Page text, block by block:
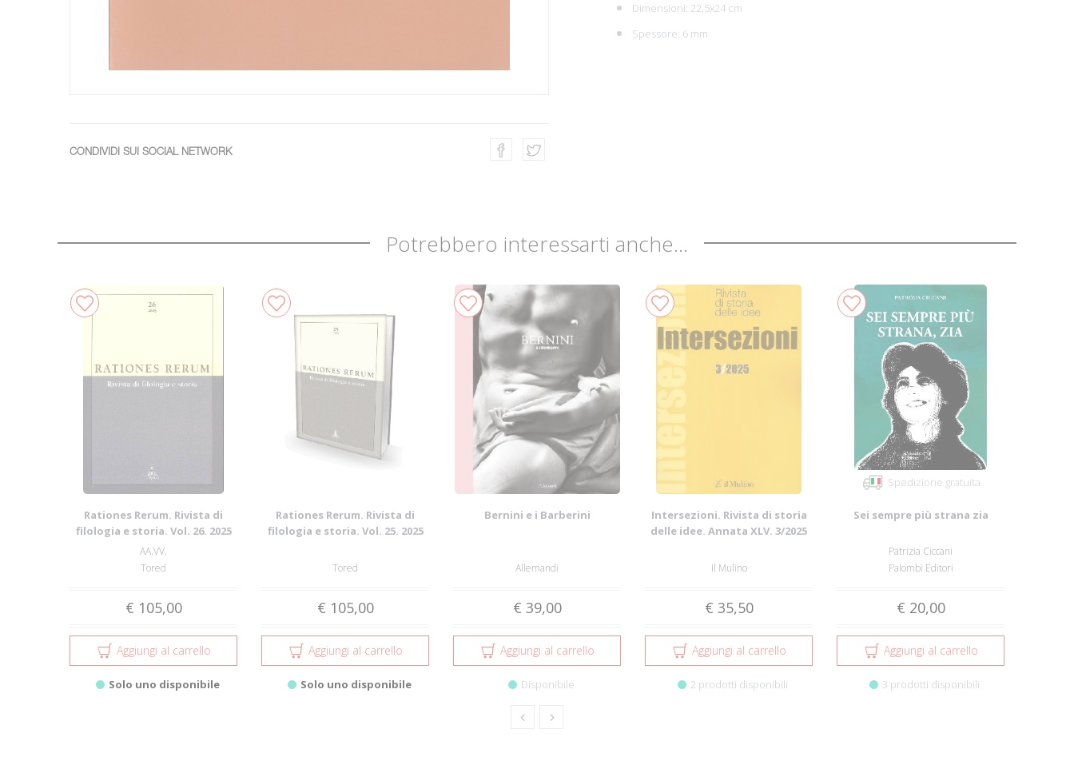
CONDIVIDI SUI SOCIAL NETWORK
Dimensioni: 22,5x24 cm
Spessore: 6 mm
Potrebbero interessarti anche...
Rationes Rerum. Rivista di
filologia e storia. Vol. 26. 2025
AA.VV.
Tored
€ 105,00
Aggiungi al carrello
Solo uno disponibile
Rationes Rerum. Rivista di
filologia e storia. Vol. 25. 2025
Tored
€ 105,00
Aggiungi al carrello
Solo uno disponibile
Bernini e i Barberini
Allemandi
€ 39,00
Aggiungi al carrello
Disponibile
Intersezioni. Rivista di storia
delle idee. Annata XLV. 3/2025
Il Mulino
€ 35,50
Aggiungi al carrello
2 prodotti disponibili
Spedizione gratuita
Sei sempre più strana zia
Patrizia Ciccani
Palombi Editori
€ 20,00
Aggiungi al carrello
3 prodotti disponibili